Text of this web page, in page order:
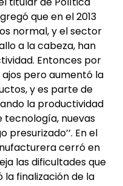
que en el 2013
normal, y el sector
a la cabeza, han
Entonces por
pero aumentó la
y es parte de
la productividad
tecnología, nuevas
En el
cerró en
las dificultades que
la finalización de la